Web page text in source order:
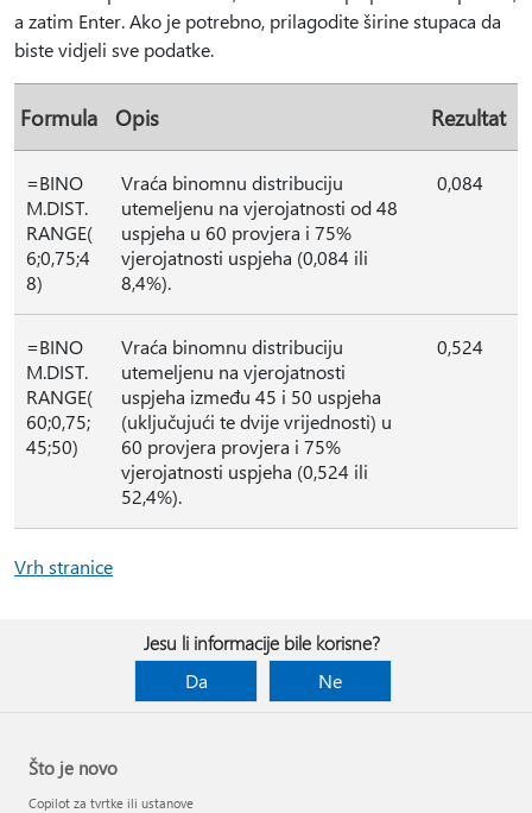
a zatim Enter. Ako je potrebno, prilagodite širine stupaca da
biste vidjeli sve podatke.
Formula Opis Rezultat
=BINO
M.DIST.
RANGE(
6;0,75;4
8)
Vraća binomnu distribuciju
utemeljenu na vjerojatnosti od 48
uspjeha u 60 provjera i 75%
vjerojatnosti uspjeha (0,084 ili
8,4%).
0,084
=BINO
M.DIST.
RANGE(
60;0,75;
45;50)
Vraća binomnu distribuciju
utemeljenu na vjerojatnosti
uspjeha između 45 i 50 uspjeha
(uključujući te dvije vrijednosti) u
60 provjera provjera i 75%
vjerojatnosti uspjeha (0,524 ili
52,4%).
0,524
Vrh stranice
Jesu li informacije bile korisne?
Da
Ne
Što je novo
Copilot za tvrtke ili ustanove